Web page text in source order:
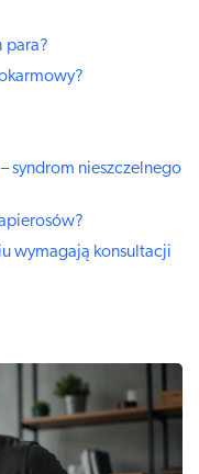
para?
syndrom nieszczelnego
wymagają konsultacji